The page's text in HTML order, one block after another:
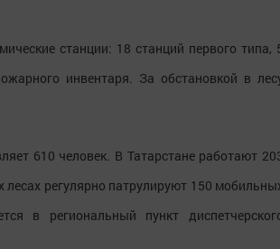
станции: 18 станций первого типа,
инвентаря. За обстановкой в
610 человек. В Татарстане работают
регулярно патрулируют 150
в региональный пункт